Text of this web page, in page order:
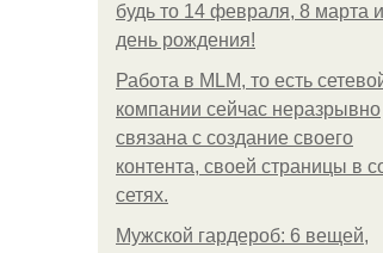
будь то 14 февраля, 8 марта
день рождения!
Работа в MLM, то есть
компании сейчас неразрывно
связана с создание своего
контента, своей страницы в
сетях.
Мужской гардероб: 6 вещей,